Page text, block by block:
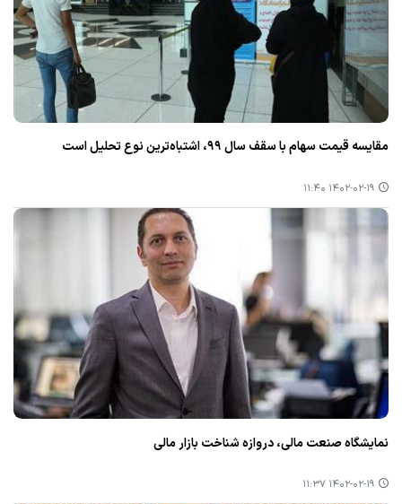
مقایسه قیمت سهام با سقف سال ۹۹، اشتباه‌ترین نوع تحلیل است
۱۴۰۲-۰۲-۱۹ ۱۱:۴۰
نمایشگاه صنعت مالی، دروازه شناخت بازار مالی
۱۴۰۲-۰۲-۱۹ ۱۱:۳۷